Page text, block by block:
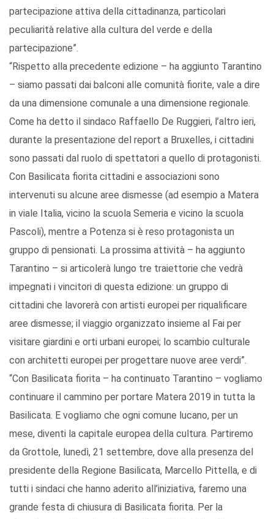
partecipazione attiva della cittadinanza, particolari
peculiarità relative alla cultura del verde e della
partecipazione”.
“Rispetto alla precedente edizione – ha aggiunto Tarantino
– siamo passati dai balconi alle comunità fiorite, vale a dire
da una dimensione comunale a una dimensione regionale.
Come ha detto il sindaco Raffaello De Ruggieri, l’altro ieri,
durante la presentazione del report a Bruxelles, i cittadini
sono passati dal ruolo di spettatori a quello di protagonisti.
Con Basilicata fiorita cittadini e associazioni sono
intervenuti su alcune aree dismesse (ad esempio a Matera
in viale Italia, vicino la scuola Semeria e vicino la scuola
Pascoli), mentre a Potenza si è reso protagonista un
gruppo di pensionati. La prossima attività – ha aggiunto
Tarantino – si articolerà lungo tre traiettorie che vedrà
impegnati i vincitori di questa edizione: un gruppo di
cittadini che lavorerà con artisti europei per riqualificare
aree dismesse; il viaggio organizzato insieme al Fai per
visitare giardini e orti urbani europei; lo scambio culturale
con architetti europei per progettare nuove aree verdi”.
“Con Basilicata fiorita – ha continuato Tarantino – vogliamo
continuare il cammino per portare Matera 2019 in tutta la
Basilicata. E vogliamo che ogni comune lucano, per un
mese, diventi la capitale europea della cultura. Partiremo
da Grottole, lunedì, 21 settembre, dove alla presenza del
presidente della Regione Basilicata, Marcello Pittella, e di
tutti i sindaci che hanno aderito all’iniziativa, faremo una
grande festa di chiusura di Basilicata fiorita. Per la